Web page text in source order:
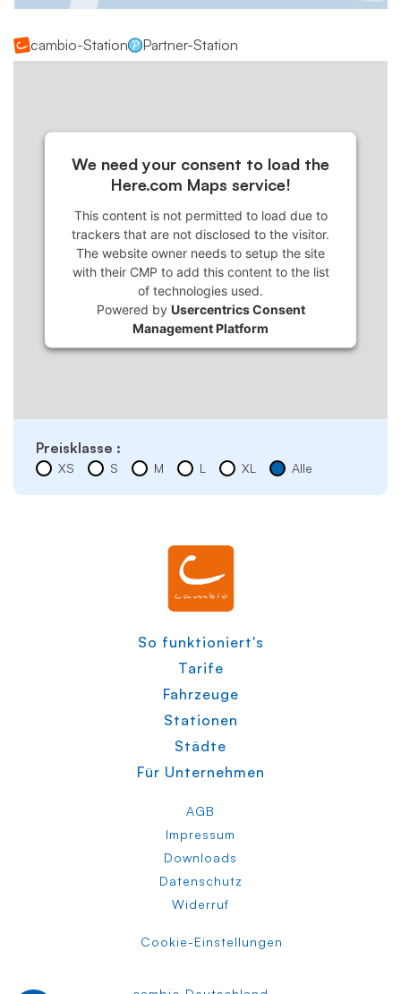
cambio-Station Partner-Station
We need your consent to load the
Here.com Maps service!
This content is not permitted to load due to
trackers that are not disclosed to the visitor.
The website owner needs to setup the site
with their CMP to add this content to the list
of technologies used.
Powered by Usercentrics Consent
Management Platform
Preisklasse :
XS S M L XL Alle
So funktioniert's
Tarife
Fahrzeuge
Stationen
Städte
Für Unternehmen
AGB
Impressum
Downloads
Datenschutz
Widerruf
Cookie-Einstellungen